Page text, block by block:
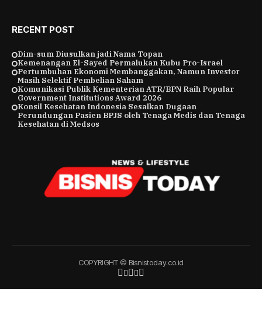
RECENT POST
Dim-sum Diusulkan jadi Nama Topan
Kemenangan El-Sayed Permalukan Kubu Pro-Israel
Pertumbuhan Ekonomi Membanggakan, Namun Investor
Masih Selektif Pembelian Saham
Komunikasi Publik Kementerian ATR/BPN Raih Popular
Government Institutions Award 2026
Konsil Kesehatan Indonesia Sesalkan Dugaan
Perundungan Pasien BPJS oleh Tenaga Medis dan Tenaga
Kesehatan di Medsos
COPYRIGHT © Bisnistoday.co.id